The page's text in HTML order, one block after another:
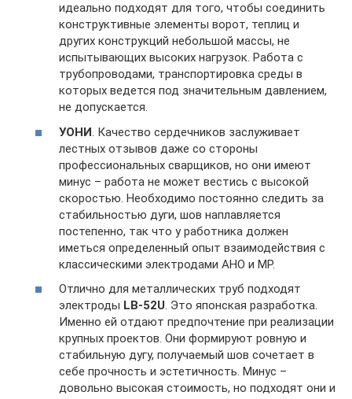
идеально подходят для того, чтобы соединить
конструктивные элементы ворот, теплиц и
других конструкций небольшой массы, не
испытывающих высоких нагрузок. Работа с
трубопроводами, транспортировка среды в
которых ведется под значительным давлением,
не допускается.
УОНИ . Качество сердечников заслуживает
лестных отзывов даже со стороны
профессиональных сварщиков, но они имеют
минус – работа не может вестись с высокой
скоростью. Необходимо постоянно следить за
стабильностью дуги, шов наплавляется
постепенно, так что у работника должен
иметься определенный опыт взаимодействия с
классическими электродами АНО и МР.
Отлично для металлических труб подходят
электроды LB-52U. Это японская разработка.
Именно ей отдают предпочтение при реализации
крупных проектов. Они формируют ровную и
стабильную дугу, получаемый шов сочетает в
себе прочность и эстетичность. Минус –
довольно высокая стоимость, но подходят они и